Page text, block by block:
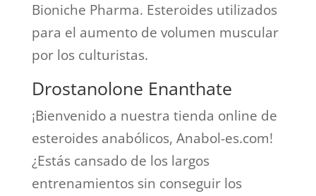
Bioniche Pharma. Esteroides utilizados
para el aumento de volumen muscular
por los culturistas.
Drostanolone Enanthate
¡Bienvenido a nuestra tienda online de
esteroides anabólicos, Anabol-es.com!
¿Estás cansado de los largos
entrenamientos sin conseguir los